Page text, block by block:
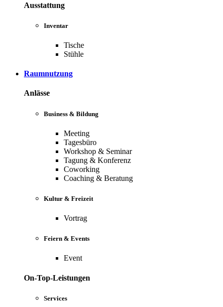
Ausstattung
Inventar
Tische
Stühle
Raumnutzung
Anlässe
Business & Bildung
Meeting
Tagesbüro
Workshop & Seminar
Tagung & Konferenz
Coworking
Coaching & Beratung
Kultur & Freizeit
Vortrag
Feiern & Events
Event
On-Top-Leistungen
Services